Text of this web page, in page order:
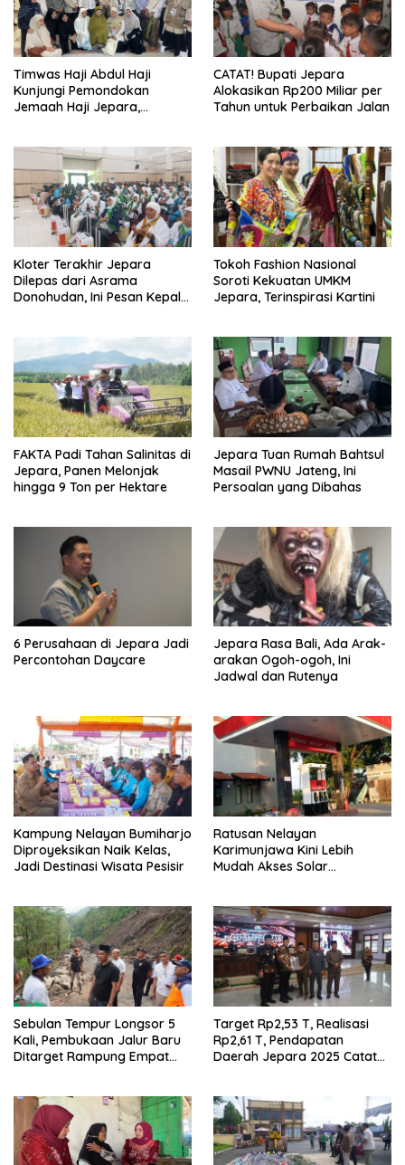
Timwas Haji Abdul Haji
Kunjungi Pemondokan
Jemaah Haji Jepara,
CATAT! Bupati Jepara
Alokasikan Rp200 Miliar per
Tahun untuk Perbaikan Jalan
Kloter Terakhir Jepara
Dilepas dari Asrama
Donohudan, Ini Pesan Kepala
Tokoh Fashion Nasional
Soroti Kekuatan UMKM
Jepara, Terinspirasi Kartini
FAKTA Padi Tahan Salinitas di
Jepara, Panen Melonjak
hingga 9 Ton per Hektare
Jepara Tuan Rumah Bahtsul
Masail PWNU Jateng, Ini
Persoalan yang Dibahas
6 Perusahaan di Jepara Jadi
Percontohan Daycare
Jepara Rasa Bali, Ada Arak-
arakan Ogoh-ogoh, Ini
Jadwal dan Rutenya
Kampung Nelayan Bumiharjo
Diproyeksikan Naik Kelas,
Jadi Destinasi Wisata Pesisir
Ratusan Nelayan
Karimunjawa Kini Lebih
Mudah Akses Solar
Sebulan Tempur Longsor 5
Kali, Pembukaan Jalur Baru
Ditarget Rampung Empat
Target Rp2,53 T, Realisasi
Rp2,61 T, Pendapatan
Daerah Jepara 2025 Catat